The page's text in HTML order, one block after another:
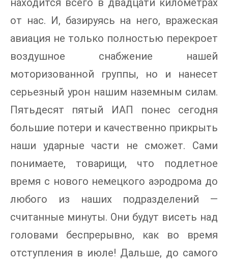
находится всего в двадцати километрах
от нас. И, базируясь на него, вражеская
авиация не только полностью перекроет
воздушное снабжение нашей
моторизованной группы, но и нанесет
серьезный урон нашим наземным силам.
Пятьдесят пятый ИАП понес сегодня
большие потери и качественно прикрыть
наши ударные части не сможет. Сами
понимаете, товарищи, что подлетное
время с нового немецкого аэродрома до
любого из наших подразделений —
считанные минуты. Они будут висеть над
головами беспрерывно, как во время
отступления в июле! Дальше, до самого